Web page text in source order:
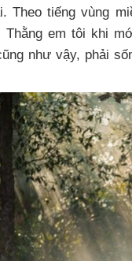
Theo tiếng vùng
Thằng em tôi khi
như vậy, phải